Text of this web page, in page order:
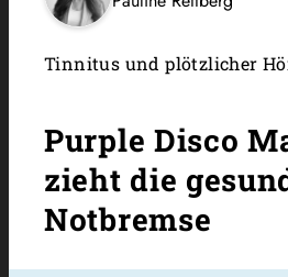
Tinnitus und plötzlicher
Purple Disco
zieht die
Notbremse